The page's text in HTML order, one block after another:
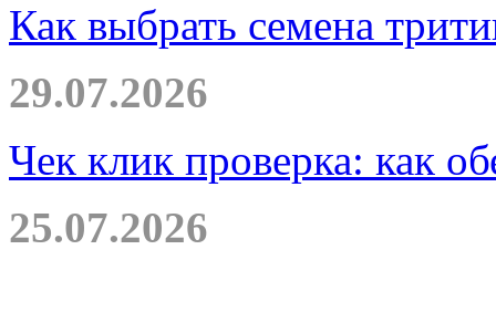
Как выбрать семена
29.07.2026
Чек клик проверка: как
25.07.2026